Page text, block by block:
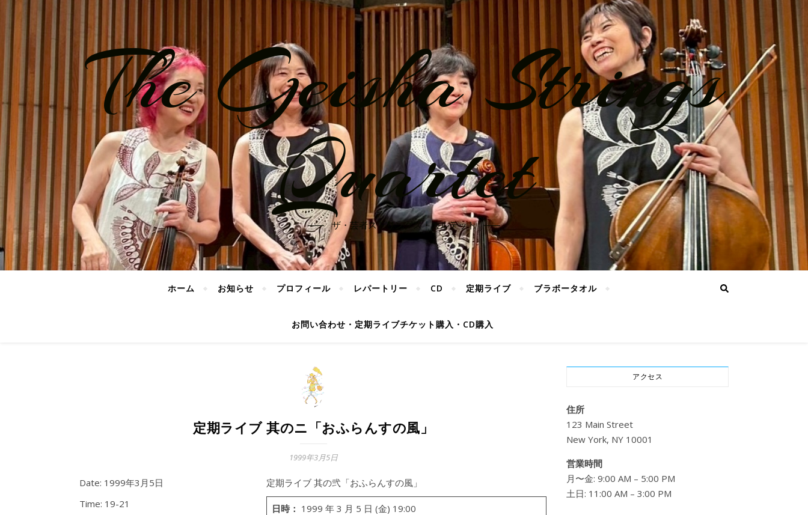
The Geisha Strings
Quartet
ザ・芸者ストリングス・カルテット
ホーム お知らせ プロフィール レパートリー CD 定期ライブ ブラボータオル
お問い合わせ・定期ライブチケット購入・CD購入
定期ライブ 其のニ「おふらんすの風」
1999年3月5日
Date: 1999年3月5日
Time: 19-21
定期ライブ 其の弐「おふらんすの風」
日時： 1999 年 3 月 5 日 (金) 19:00
アクセス
住所
123 Main Street
New York, NY 10001
営業時間
月〜金: 9:00 AM – 5:00 PM
土日: 11:00 AM – 3:00 PM